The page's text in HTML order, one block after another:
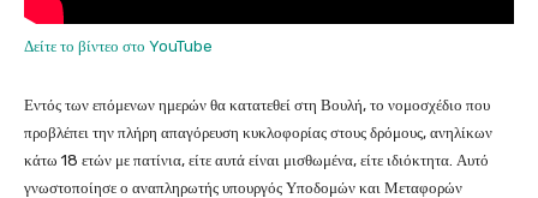
Δείτε το βίντεο στο YouTube
Εντός των επόμενων ημερών θα κατατεθεί στη Βουλή, το νομοσχέδιο που
προβλέπει την πλήρη απαγόρευση κυκλοφορίας στους δρόμους, ανηλίκων
κάτω 18 ετών με πατίνια, είτε αυτά είναι μισθωμένα, είτε ιδιόκτητα. Αυτό
γνωστοποίησε ο αναπληρωτής υπουργός Υποδομών και Μεταφορών